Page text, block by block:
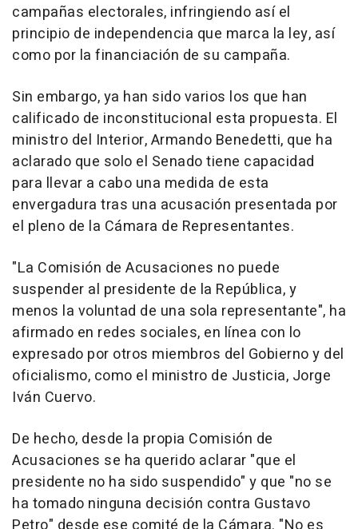
campañas electorales, infringiendo así el
principio de independencia que marca la ley, así
como por la financiación de su campaña.
Sin embargo, ya han sido varios los que han
calificado de inconstitucional esta propuesta. El
ministro del Interior, Armando Benedetti, que ha
aclarado que solo el Senado tiene capacidad
para llevar a cabo una medida de esta
envergadura tras una acusación presentada por
el pleno de la Cámara de Representantes.
"La Comisión de Acusaciones no puede
suspender al presidente de la República, y
menos la voluntad de una sola representante", ha
afirmado en redes sociales, en línea con lo
expresado por otros miembros del Gobierno y del
oficialismo, como el ministro de Justicia, Jorge
Iván Cuervo.
De hecho, desde la propia Comisión de
Acusaciones se ha querido aclarar "que el
presidente no ha sido suspendido" y que "no se
ha tomado ninguna decisión contra Gustavo